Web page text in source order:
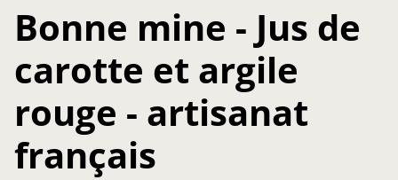
Bonne mine - Jus de
carotte et argile
rouge - artisanat
français